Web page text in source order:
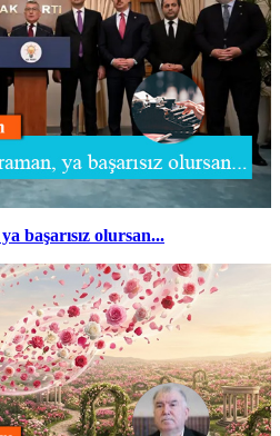
başarısız olursan...